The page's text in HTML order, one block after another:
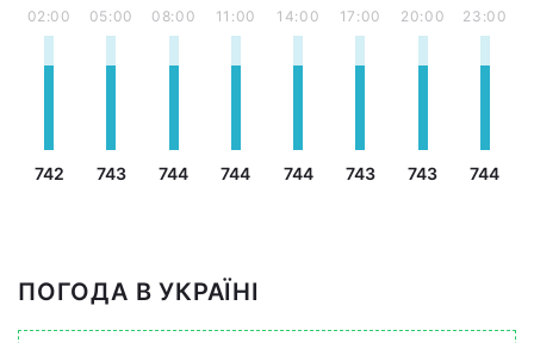
02:00
742
05:00
743
08:00
744
11:00
744
14:00
744
17:00
743
20:00
743
23:00
744
ПОГОДА В УКРАЇНІ